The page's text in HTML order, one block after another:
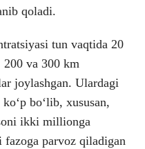
qoladi.
tun vaqtida 20
200 va 300 km
joylashgan. Ulardagi
boʻlib, xususan,
ikki millionga
fazoga parvoz qiladigan